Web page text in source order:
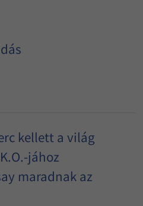
kellett a világ
jához
maradnak az